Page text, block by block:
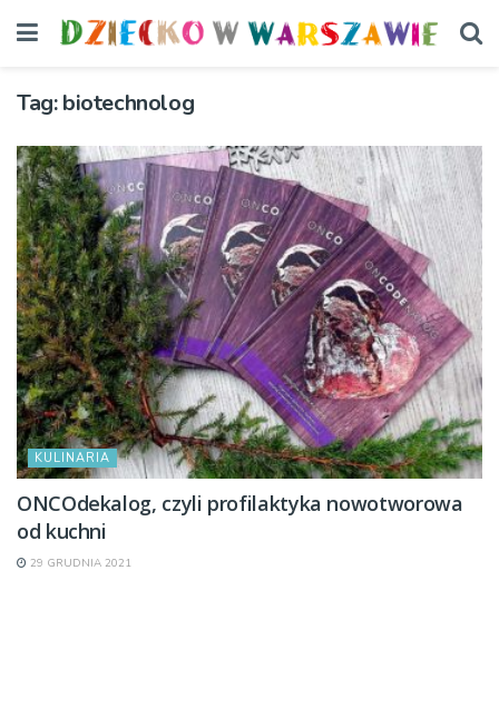
Tag:biotechnolog
KULINARIA
ONCOdekalog, czyli profilaktyka nowotworowa
od kuchni
29 GRUDNIA 2021